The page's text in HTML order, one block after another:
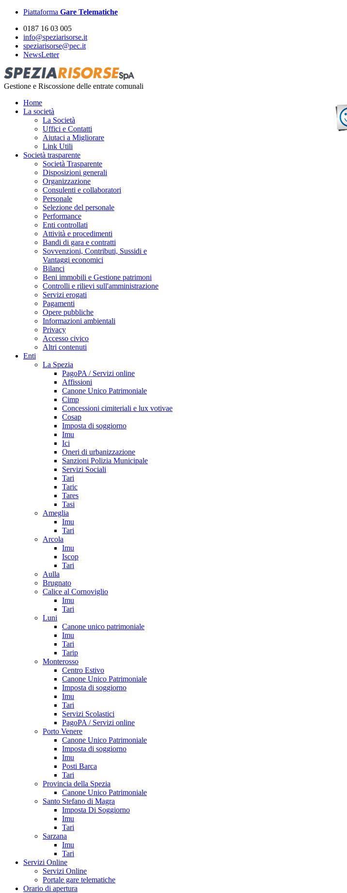
Piattaforma Gare Telematiche
0187 16 03 005
info@speziarisorse.it
speziarisorse@pec.it
NewsLetter
Gestione e Riscossione delle entrate comunali
Home
La società
La Società
Uffici e Contatti
Aiutaci a Migliorare
Link Utili
Società trasparente
Società Trasparente
Disposizioni generali
Organizzazione
Consulenti e collaboratori
Personale
Selezione del personale
Performance
Enti controllati
Attività e procedimenti
Bandi di gara e contratti
Sovvenzioni, Contributi, Sussidi e
Vantaggi economici
Bilanci
Beni immobili e Gestione patrimoni
Controlli e rilievi sull'amministrazione
Servizi erogati
Pagamenti
Opere pubbliche
Informazioni ambientali
Privacy
Accesso civico
Altri contenuti
Enti
La Spezia
PagoPA / Servizi online
Affissioni
Canone Unico Patrimoniale
Cimp
Concessioni cimiteriali e lux votivae
Cosap
Imposta di soggiorno
Imu
Ici
Oneri di urbanizzazione
Sanzioni Polizia Municipale
Servizi Sociali
Tari
Taric
Tares
Tasi
Ameglia
Imu
Tari
Arcola
Imu
Iscop
Tari
Aulla
Brugnato
Calice al Cornoviglio
Imu
Tari
Luni
Canone unico patrimoniale
Imu
Tari
Tarip
Monterosso
Centro Estivo
Canone Unico Patrimoniale
Imposta di soggiorno
Imu
Tari
Servizi Scolastici
PagoPA / Servizi online
Porto Venere
Canone Unico Patrimoniale
Imposta di soggiorno
Imu
Posti Barca
Tari
Provincia della Spezia
Canone Unico Patrimoniale
Santo Stefano di Magra
Imposta Di Soggiorno
Imu
Tari
Sarzana
Imu
Tari
Servizi Online
Servizi Online
Portale gare telematiche
Orario di apertura